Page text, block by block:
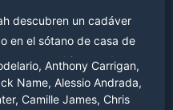
descubren un cadáver
en el sótano de casa de
a una madriguera de
Anthony Carrigan,
Name, Alessio Andrada,
Camille James, Chris